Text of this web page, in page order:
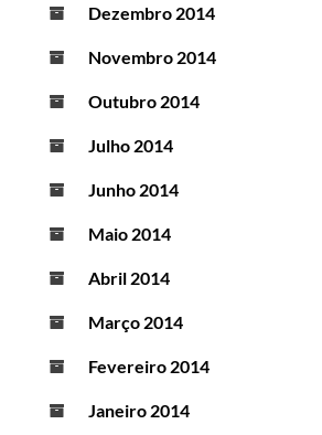
Dezembro 2014
Novembro 2014
Outubro 2014
Julho 2014
Junho 2014
Maio 2014
Abril 2014
Março 2014
Fevereiro 2014
Janeiro 2014